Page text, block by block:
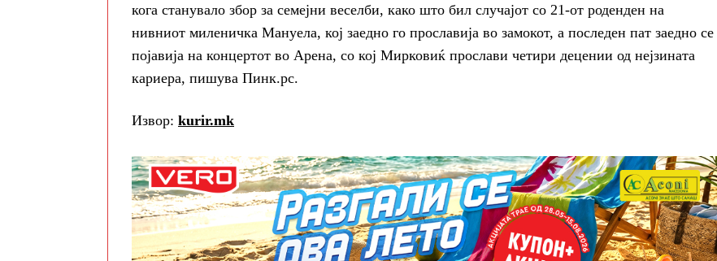
кога станувало збор за семејни веселби, како што бил случајот со 21-от роденден на
нивниот миленичка Мануела, кој заедно го прославија во замокот, а последен пат заедно се
појавија на концертот во Арена, со кој Мирковиќ прослави четири децении од нејзината
кариера, пишува Пинк.рс.
Извор: kurir.mk